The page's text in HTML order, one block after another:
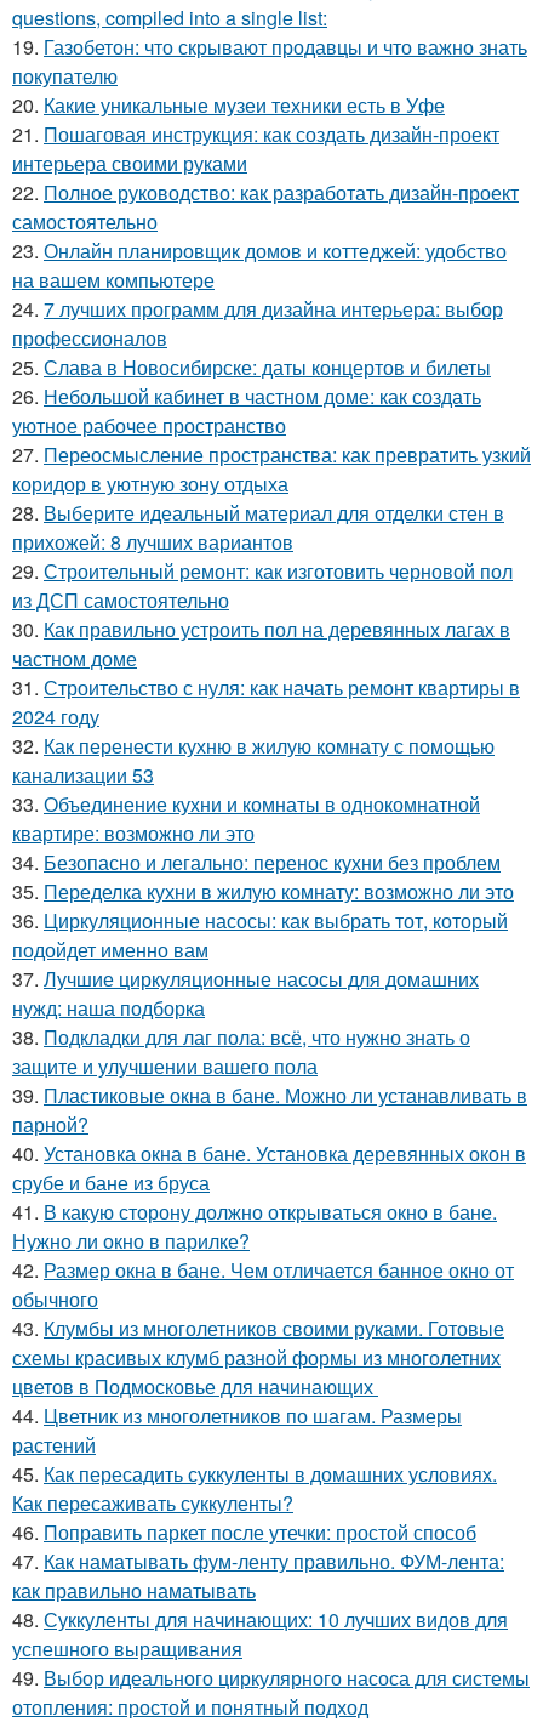
questions, compiled into a single list:
19. Газобетон: что скрывают продавцы и что важно знать
покупателю
20. Какие уникальные музеи техники есть в Уфе
21. Пошаговая инструкция: как создать дизайн-проект
интерьера своими руками
22. Полное руководство: как разработать дизайн-проект
самостоятельно
23. Онлайн планировщик домов и коттеджей: удобство
на вашем компьютере
24. 7 лучших программ для дизайна интерьера: выбор
профессионалов
25. Слава в Новосибирске: даты концертов и билеты
26. Небольшой кабинет в частном доме: как создать
уютное рабочее пространство
27. Переосмысление пространства: как превратить узкий
коридор в уютную зону отдыха
28. Выберите идеальный материал для отделки стен в
прихожей: 8 лучших вариантов
29. Строительный ремонт: как изготовить черновой пол
из ДСП самостоятельно
30. Как правильно устроить пол на деревянных лагах в
частном доме
31. Строительство с нуля: как начать ремонт квартиры в
2024 году
32. Как перенести кухню в жилую комнату с помощью
канализации 53
33. Объединение кухни и комнаты в однокомнатной
квартире: возможно ли это
34. Безопасно и легально: перенос кухни без проблем
35. Переделка кухни в жилую комнату: возможно ли это
36. Циркуляционные насосы: как выбрать тот, который
подойдет именно вам
37. Лучшие циркуляционные насосы для домашних
нужд: наша подборка
38. Подкладки для лаг пола: всё, что нужно знать о
защите и улучшении вашего пола
39. Пластиковые окна в бане. Можно ли устанавливать в
парной?
40. Установка окна в бане. Установка деревянных окон в
срубе и бане из бруса
41. В какую сторону должно открываться окно в бане.
Нужно ли окно в парилке?
42. Размер окна в бане. Чем отличается банное окно от
обычного
43. Клумбы из многолетников своими руками. Готовые
схемы красивых клумб разной формы из многолетних
цветов в Подмосковье для начинающих
44. Цветник из многолетников по шагам. Размеры
растений
45. Как пересадить суккуленты в домашних условиях.
Как пересаживать суккуленты?
46. Поправить паркет после утечки: простой способ
47. Как наматывать фум-ленту правильно. ФУМ-лента:
как правильно наматывать
48. Суккуленты для начинающих: 10 лучших видов для
успешного выращивания
49. Выбор идеального циркулярного насоса для системы
отопления: простой и понятный подход